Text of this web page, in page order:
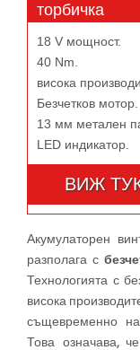
торбичка
18 V мощност.
40 Nm.
висока
Безчетков мотор.
13 мм метален
LED индикатор.
ВИЖ
Акумулаторен
разполага с
Технологията с
висока
същевременно
Това означава,